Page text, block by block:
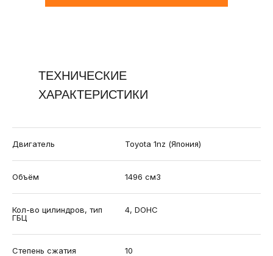
ТЕХНИЧЕСКИЕ
ХАРАКТЕРИСТИКИ
Двигатель Toyota 1nz (Япония)
Объём 1496 см3
Кол-во цилиндров, тип
ГБЦ
4, DOHC
Степень сжатия 10